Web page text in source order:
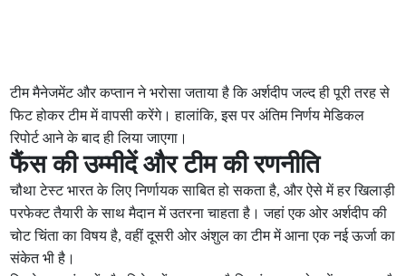
टीम मैनेजमेंट और कप्तान ने भरोसा जताया है कि अर्शदीप जल्द ही पूरी तरह से
फिट होकर टीम में वापसी करेंगे। हालांकि, इस पर अंतिम निर्णय मेडिकल
रिपोर्ट आने के बाद ही लिया जाएगा।
फैंस की उम्मीदें और टीम की रणनीति
चौथा टेस्ट भारत के लिए निर्णायक साबित हो सकता है, और ऐसे में हर खिलाड़ी
परफेक्ट तैयारी के साथ मैदान में उतरना चाहता है। जहां एक ओर अर्शदीप की
चोट चिंता का विषय है, वहीं दूसरी ओर अंशुल का टीम में आना एक नई ऊर्जा का
संकेत भी है।